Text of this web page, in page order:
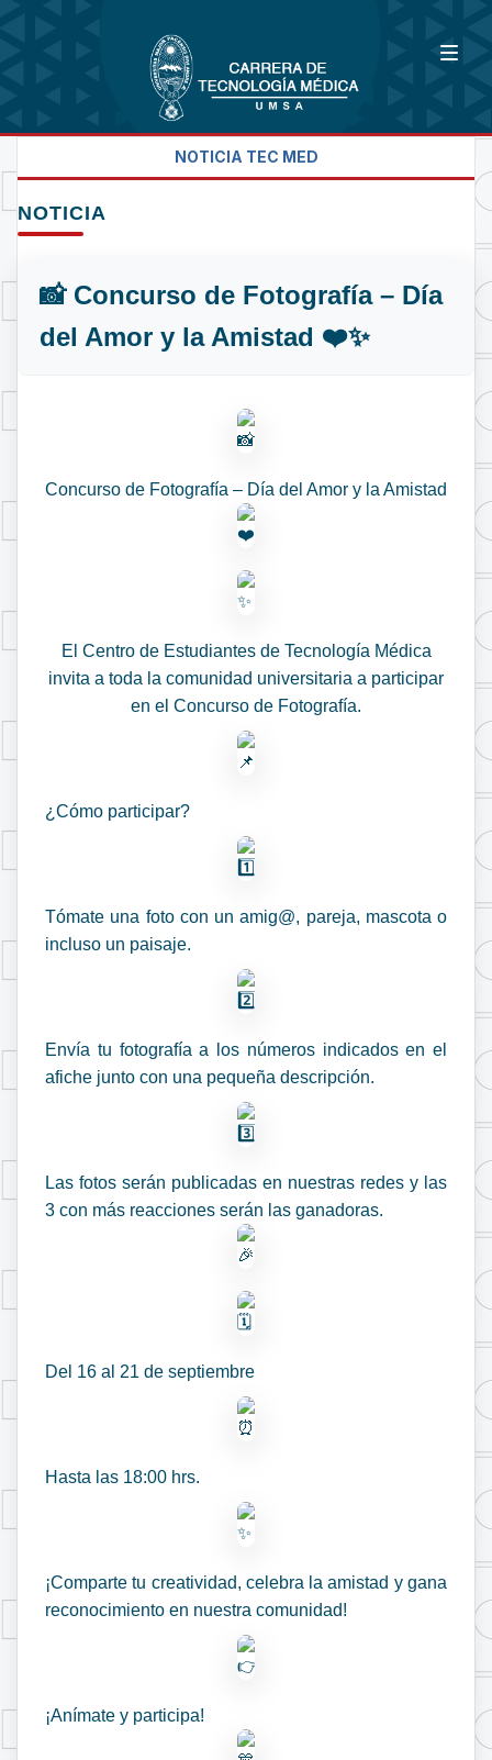
NOTICIA TEC MED
NOTICIA
📸 Concurso de Fotografía – Día
del Amor y la Amistad ❤️✨
Concurso de Fotografía – Día del Amor y la Amistad
El Centro de Estudiantes de Tecnología Médica
invita a toda la comunidad universitaria a participar
en el Concurso de Fotografía.
¿Cómo participar?
Tómate una foto con un amig@, pareja, mascota o
incluso un paisaje.
Envía tu fotografía a los números indicados en el
afiche junto con una pequeña descripción.
Las fotos serán publicadas en nuestras redes y las
3 con más reacciones serán las ganadoras.
Del 16 al 21 de septiembre
Hasta las 18:00 hrs.
¡Comparte tu creatividad, celebra la amistad y gana
reconocimiento en nuestra comunidad!
¡Anímate y participa!